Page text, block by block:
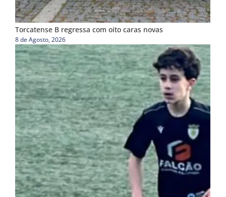
Torcatense B regressa com oito caras novas
8 de Agosto, 2026